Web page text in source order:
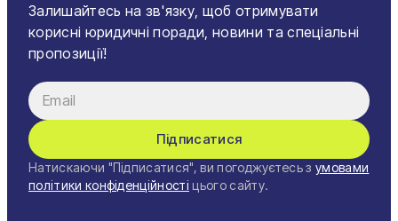
Залишайтесь на зв'язку, щоб отримувати
корисні юридичні поради, новини та спеціальні
пропозиції!
Підписатися
Натискаючи "Підписатися", ви погоджуєтесь з умовами
політики конфіденційності цього сайту.